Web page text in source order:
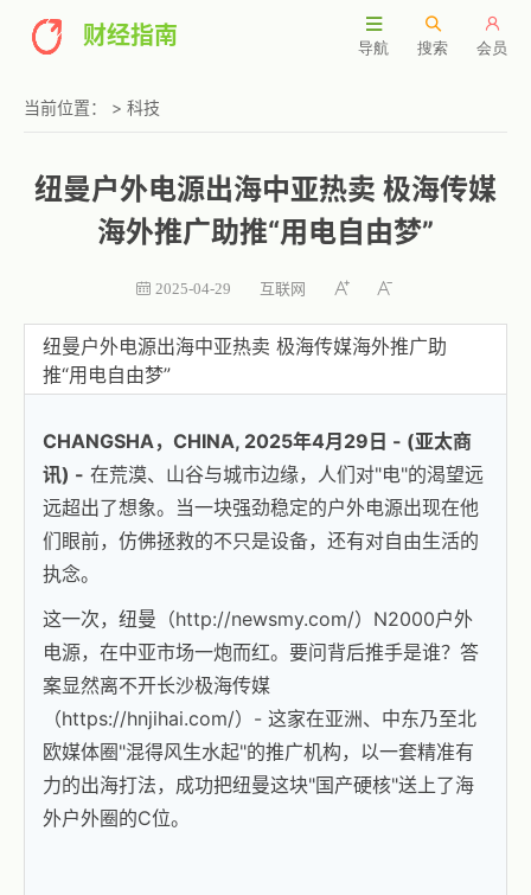
财经指南 导航 搜索 会员
当前位置： > 科技
纽曼户外电源出海中亚热卖 极海传媒
海外推广助推“用电自由梦”
2025-04-29 互联网
纽曼户外电源出海中亚热卖 极海传媒海外推广助
推“用电自由梦”
CHANGSHA，CHINA, 2025年4月29日 - (亚太商
讯) - 在荒漠、山谷与城市边缘，人们对"电"的渴望远
远超出了想象。当一块强劲稳定的户外电源出现在他
们眼前，仿佛拯救的不只是设备，还有对自由生活的
执念。
这一次，纽曼（http://newsmy.com/）N2000户外
电源，在中亚市场一炮而红。要问背后推手是谁？答
案显然离不开长沙极海传媒
（https://hnjihai.com/）- 这家在亚洲、中东乃至北
欧媒体圈"混得风生水起"的推广机构，以一套精准有
力的出海打法，成功把纽曼这块"国产硬核"送上了海
外户外圈的C位。